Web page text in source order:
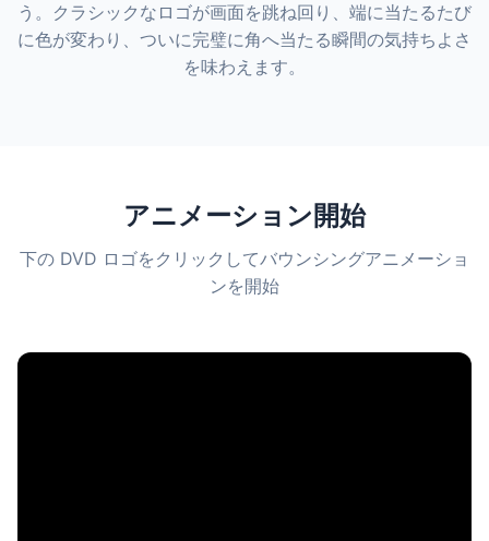
う。クラシックなロゴが画面を跳ね回り、端に当たるたび
に色が変わり、ついに完璧に角へ当たる瞬間の気持ちよさ
を味わえます。
アニメーション開始
下の DVD ロゴをクリックしてバウンシングアニメーショ
ンを開始